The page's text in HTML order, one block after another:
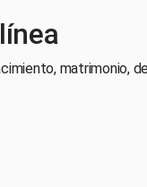
matrimonio,